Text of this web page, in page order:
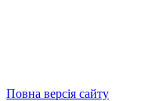
Повна версія сайту